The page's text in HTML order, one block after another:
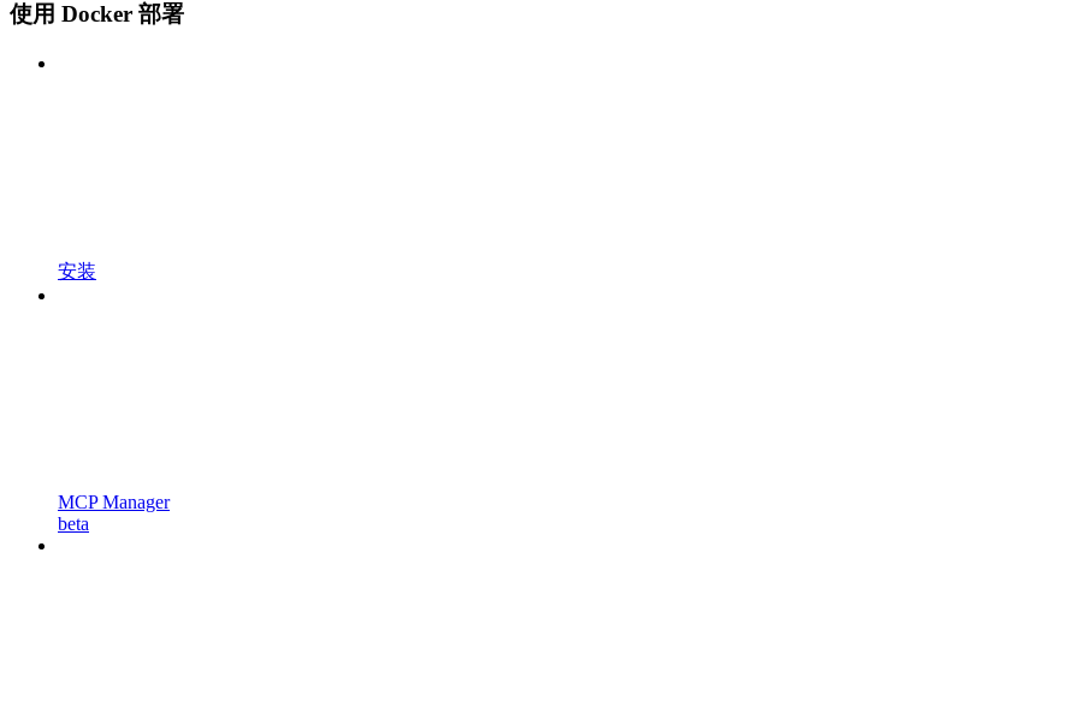
使用 Docker 部署
安装
MCP Manager
beta